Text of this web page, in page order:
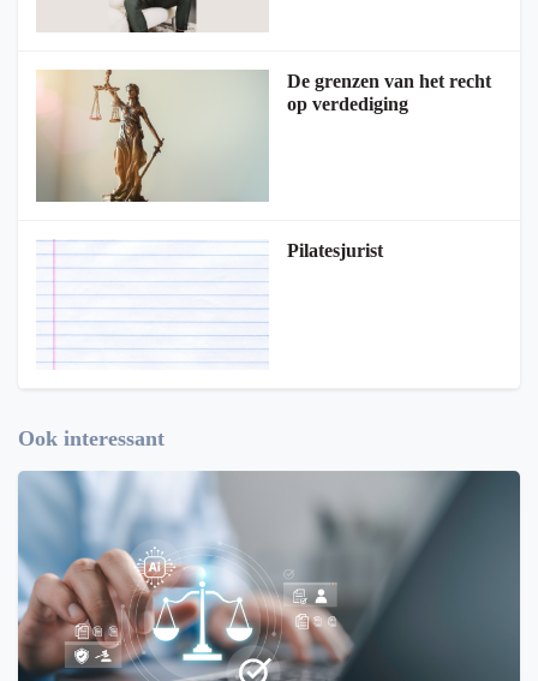
De grenzen van het recht
op verdediging
Pilatesjurist
Ook interessant